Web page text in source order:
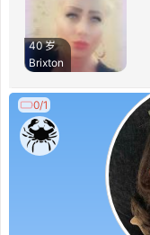
40 岁
Brixton
0/1